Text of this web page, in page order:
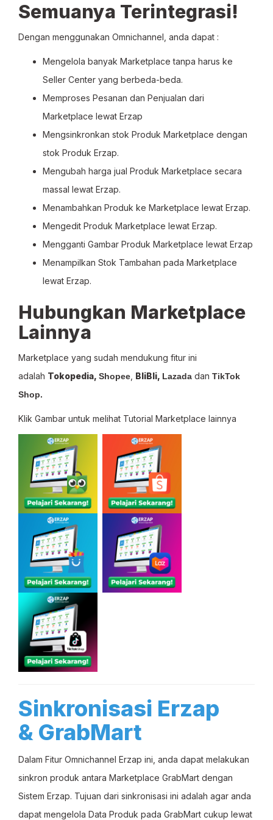
Semuanya Terintegrasi!
Dengan menggunakan Omnichannel, anda dapat :
Mengelola banyak Marketplace tanpa harus ke
Seller Center yang berbeda-beda.
Memproses Pesanan dan Penjualan dari
Marketplace lewat Erzap
Mengsinkronkan stok Produk Marketplace dengan
stok Produk Erzap.
Mengubah harga jual Produk Marketplace secara
massal lewat Erzap.
Menambahkan Produk ke Marketplace lewat Erzap.
Mengedit Produk Marketplace lewat Erzap.
Mengganti Gambar Produk Marketplace lewat Erzap
Menampilkan Stok Tambahan pada Marketplace
lewat Erzap.
Hubungkan Marketplace
Lainnya
Marketplace yang sudah mendukung fitur ini
adalah Tokopedia, Shopee BliBli, Lazada dan TikTok
Shop.
Klik Gambar untuk melihat Tutorial Marketplace lainnya
Sinkronisasi Erzap
& GrabMart
Dalam Fitur Omnichannel Erzap ini, anda dapat melakukan
sinkron produk antara Marketplace GrabMart dengan
Sistem Erzap. Tujuan dari sinkronisasi ini adalah agar anda
dapat mengelola Data Produk pada GrabMart cukup lewat